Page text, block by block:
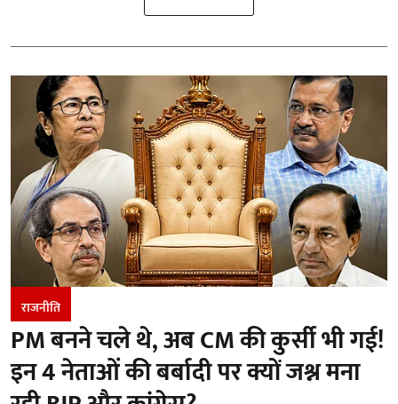
राजनीति
PM बनने चले थे, अब CM की कुर्सी भी गई!
इन 4 नेताओं की बर्बादी पर क्यों जश्न मना